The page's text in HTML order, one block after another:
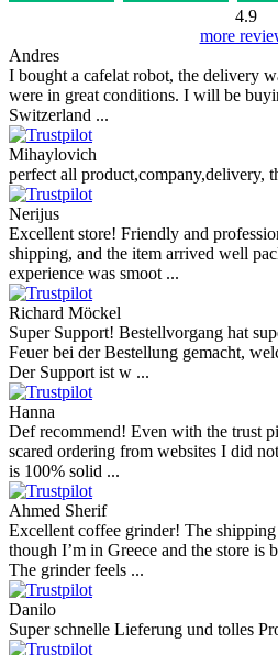
4.9
more
Andres
I bought a cafelat robot, the delivery
were in great conditions. I will be
Switzerland ...
Mihaylovich
perfect all product,company,delivery,
Nerijus
Excellent store! Friendly and
shipping, and the item arrived well
experience was smoot ...
Richard Möckel
Super Support! Bestellvorgang hat
Feuer bei der Bestellung gemacht,
Der Support ist w ...
Hanna
Def recommend! Even with the trust
scared ordering from websites I did
is 100% solid ...
Ahmed Sherif
Excellent coffee grinder! The
though I’m in Greece and the store is
The grinder feels ...
Danilo
Super schnelle Lieferung und tolles